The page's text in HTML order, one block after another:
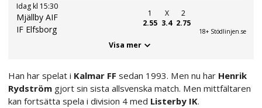
Idag kl 15:30
Mjällby AIF
IF Elfsborg
1
2.55
X
3.4
2
2.75
18+ Stödlinjen.se
Visa mer
Han har spelat i Kalmar FF sedan 1993. Men nu har Henrik
Rydström gjort sin sista allsvenska match. Men mittfältaren
kan fortsätta spela i division 4 med Listerby IK.